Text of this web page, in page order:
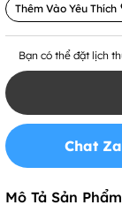
Thêm Vào Yêu Thích
Bạn có thể đặt lịch
Chat
Mô Tả Sản Phẩm